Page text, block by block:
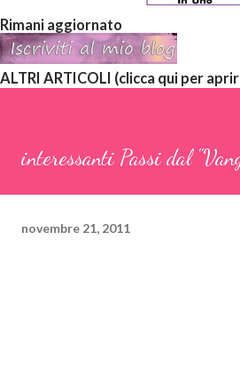
Rimani aggiornato
interessanti Passi dal
novembre 21, 2011